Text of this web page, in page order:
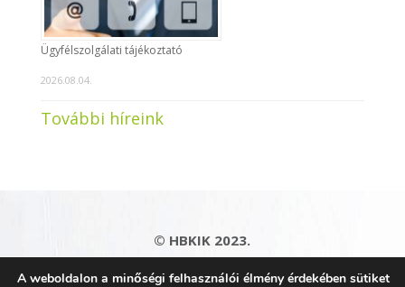
Ügyfélszolgálati tájékoztató
2026.08.04.
További híreink
© HBKIK 2023.
Adatkezelési tájékoztató|Impresszum|
A weboldalon a minőségi felhasználói élmény érdekében sütiket